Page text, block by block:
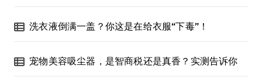
洗衣液倒满一盖？你这是在给衣服“下毒”！
宠物美容吸尘器，是智商税还是真香？实测告诉你